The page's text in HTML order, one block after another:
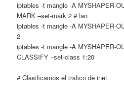
iptables -t mangle -A MYSHAPER-
MARK –set-mark 2 # lan
iptables -t mangle -A MYSHAPER-
2
iptables -t mangle -A MYSHAPER-
CLASSIFY –set-class 1:20
# Clasificamos el trafico de inet